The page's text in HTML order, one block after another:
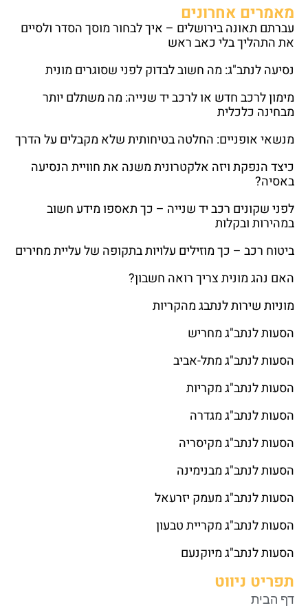
מאמרים אחרונים
עברתם תאונה בירושלים – איך לבחור מוסך הסדר ולסיים
את התהליך בלי כאב ראש
נסיעה לנתב"ג: מה חשוב לבדוק לפני שסוגרים מונית
מימון לרכב חדש או לרכב יד שנייה: מה משתלם יותר
מבחינה כלכלית
מנשאי אופניים: החלטה בטיחותית שלא מקבלים על הדרך
כיצד הנפקת ויזה אלקטרונית משנה את חוויית הנסיעה
באסיה?
לפני שקונים רכב יד שנייה – כך תאספו מידע חשוב
במהירות ובקלות
ביטוח רכב – כך מוזילים עלויות בתקופה של עליית מחירים
האם נהג מונית צריך רואה חשבון?
מוניות שירות לנתבג מהקריות
הסעות לנתב"ג מחריש
הסעות לנתב"ג מתל-אביב
הסעות לנתב"ג מקריות
הסעות לנתב"ג מגדרה
הסעות לנתב"ג מקיסריה
הסעות לנתב"ג מבנימינה
הסעות לנתב"ג מעמק יזרעאל
הסעות לנתב"ג מקריית טבעון
הסעות לנתב"ג מיוקנעם
תפריט ניווט
דף הבית